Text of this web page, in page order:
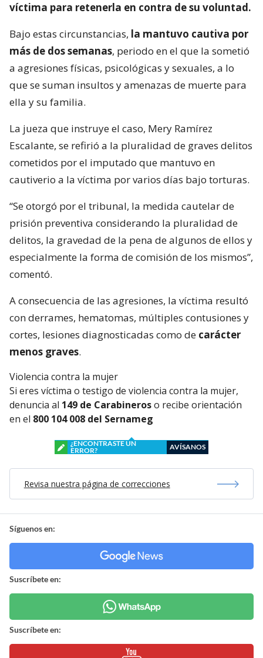
víctima para retenerla en contra de su voluntad.
Bajo estas circunstancias, la mantuvo cautiva por
más de dos semanas, periodo en el que la sometió
a agresiones físicas, psicológicas y sexuales, a lo
que se suman insultos y amenazas de muerte para
ella y su familia.
La jueza que instruye el caso, Mery Ramírez
Escalante, se refirió a la pluralidad de graves delitos
cometidos por el imputado que mantuvo en
cautiverio a la víctima por varios días bajo torturas.
“Se otorgó por el tribunal, la medida cautelar de
prisión preventiva considerando la pluralidad de
delitos, la gravedad de la pena de algunos de ellos y
especialmente la forma de comisión de los mismos”,
comentó.
A consecuencia de las agresiones, la víctima resultó
con derrames, hematomas, múltiples contusiones y
cortes, lesiones diagnosticadas como de carácter
menos graves.
Violencia contra la mujer
Si eres víctima o testigo de violencia contra la mujer,
denuncia al 149 de Carabineroso recibe orientación
en el 800 104 008 del Sernameg
¿ENCONTRASTE UN
ERROR?
AVÍSANOS
Revisa nuestra página de correcciones
Síguenos en:
Suscríbete en:
Suscríbete en: